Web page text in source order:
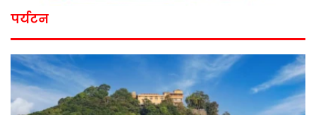
पर्यटन